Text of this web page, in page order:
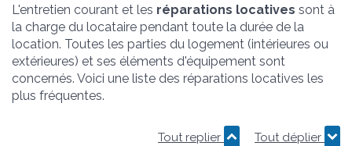
L'entretien courant et les réparations locatives sont à
la charge du locataire pendant toute la durée de la
location. Toutes les parties du logement (intérieures ou
extérieures) et ses éléments d'équipement sont
concernés. Voici une liste des réparations locatives les
plus fréquentes.
Tout replier Tout déplier